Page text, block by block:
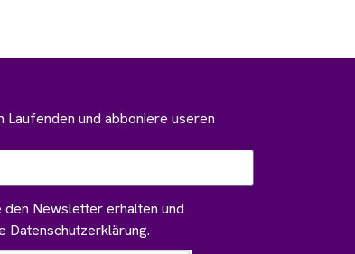
Laufenden und abboniere useren
den Newsletter erhalten und
Datenschutzerklärung.